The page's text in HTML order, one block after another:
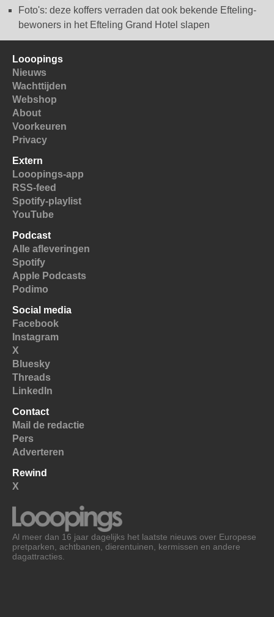
Foto's: deze koffers verraden dat ook bekende Efteling-
bewoners in het Efteling Grand Hotel slapen
Looopings
Nieuws
Wachttijden
Webshop
About
Voorkeuren
Privacy
Extern
Looopings-app
RSS-feed
Spotify-playlist
YouTube
Podcast
Alle afleveringen
Spotify
Apple Podcasts
Podimo
Social media
Facebook
Instagram
X
Bluesky
Threads
LinkedIn
Contact
Mail de redactie
Pers
Adverteren
Rewind
X
Al meer dan 16 jaar dagelijks het laatste nieuws over Europese
pretparken, achtbanen, dierentuinen, kermissen en andere
dagattracties.